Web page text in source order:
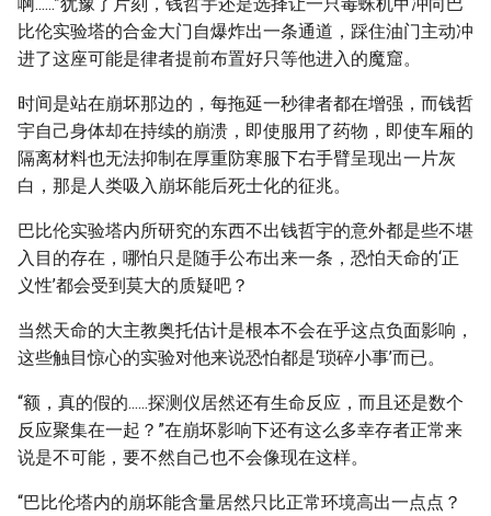
比伦实验塔的合金大门自爆炸出一条通道，踩住油门主动冲
进了这座可能是律者提前布置好只等他进入的魔窟。
时间是站在崩坏那边的，每拖延一秒律者都在增强，而钱哲
宇自己身体却在持续的崩溃，即使服用了药物，即使车厢的
隔离材料也无法抑制在厚重防寒服下右手臂呈现出一片灰
白，那是人类吸入崩坏能后死士化的征兆。
巴比伦实验塔内所研究的东西不出钱哲宇的意外都是些不堪
入目的存在，哪怕只是随手公布出来一条，恐怕天命的‘正
义性’都会受到莫大的质疑吧？
当然天命的大主教奥托估计是根本不会在乎这点负面影响，
这些触目惊心的实验对他来说恐怕都是‘琐碎小事’而已。
“额，真的假的......探测仪居然还有生命反应，而且还是数个
反应聚集在一起？”在崩坏影响下还有这么多幸存者正常来
说是不可能，要不然自己也不会像现在这样。
“巴比伦塔内的崩坏能含量居然只比正常环境高出一点点？